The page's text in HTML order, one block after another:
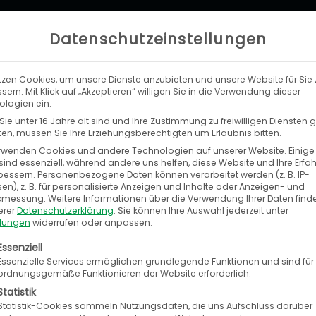
LEISTUNGEN UNTERNEHMEN
Aftermarket muss in den
Vogl
Datenschutzeinstellungen
Cookies, um unsere Dienste anzubieten und unsere Website für Sie
Mit Klick auf „Akzeptieren“ willigen Sie in die Verwendung dieser
ein.
unter 16 Jahre alt sind und Ihre Zustimmung zu freiwilligen Diensten
müssen Sie Ihre Erziehungsberechtigten um Erlaubnis bitten.
Cookies und andere Technologien auf unserer Website.
essenziell, während andere uns helfen, diese Website und Ihre
Personenbezogene Daten können verarbeitet werden (z. B. IP-
z. B. für personalisierte Anzeigen und Inhalte oder Anzeigen- und
Weitere Informationen über die Verwendung Ihrer Daten
Datenschutzerklärung. Sie können Ihre Auswahl jederzeit unter
widerrufen oder anpassen.
eine Liste der Service-Gruppen, für die eine
Services ermöglichen grundlegende Funktionen und sind
Funktionieren der Website erforderlich.
Cookies sammeln Nutzungsdaten, die uns Aufschluss darüber